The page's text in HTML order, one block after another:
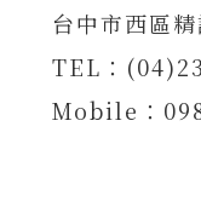
台中市西區
TEL：
Mobile：